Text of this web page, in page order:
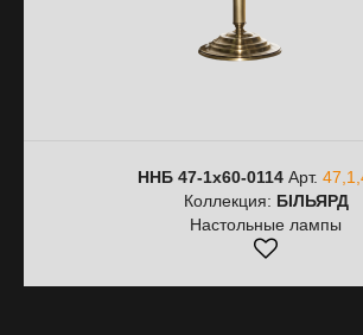
ННБ 47-1х60-0114 Арт.
Коллекция: БІЛЬЯРД
Настольные лампы